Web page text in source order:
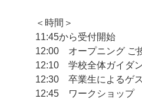
＜時間＞
11:45から受付開始
12:00 オープニング ご
12:10 学校全体ガイダ
12:30 卒業生によるゲ
12:45 ワークショップ